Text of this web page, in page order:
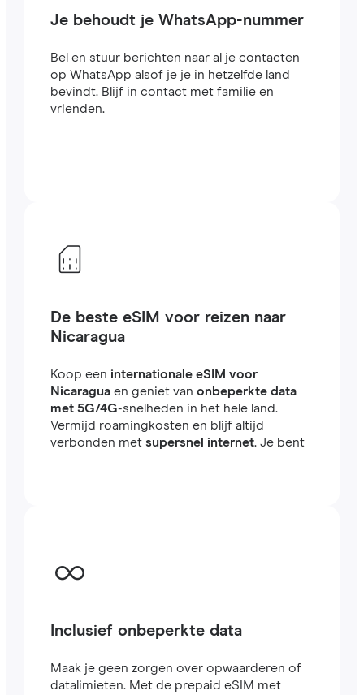
Je behoudt je WhatsApp-nummer
Bel en stuur berichten naar al je contacten
op WhatsApp alsof je je in hetzelfde land
bevindt. Blijf in contact met familie en
vrienden.
De beste eSIM voor reizen naar
Nicaragua
Koop een internationale eSIM voor
Nicaraguaen geniet van onbeperkte data
met 5G/4G-snelheden in het hele land.
Vermijd roamingkosten en blijf altijd
verbonden met supersnel internet. Je bent
binnen enkele minuten online, of je nu reist
Inclusief onbeperkte data
Maak je geen zorgen over opwaarderen of
datalimieten. Met de prepaid eSIM met